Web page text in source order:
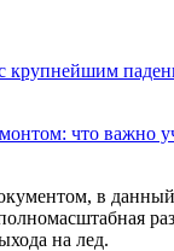
крупнейшим
что важно
в
на лед.